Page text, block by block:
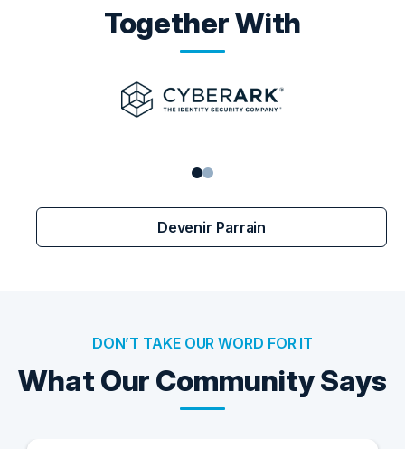
Together With
Devenir Parrain
DON’T TAKE OUR WORD FOR IT
What Our Community Says